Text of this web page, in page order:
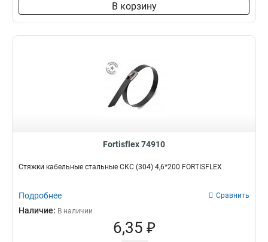
В корзину
Fortisflex 74910
Стяжки кабельные стальные СКС (304) 4,6*200 FORTISFLEX
Подробнее Сравнить
Наличие: В наличии
6,35 ₽